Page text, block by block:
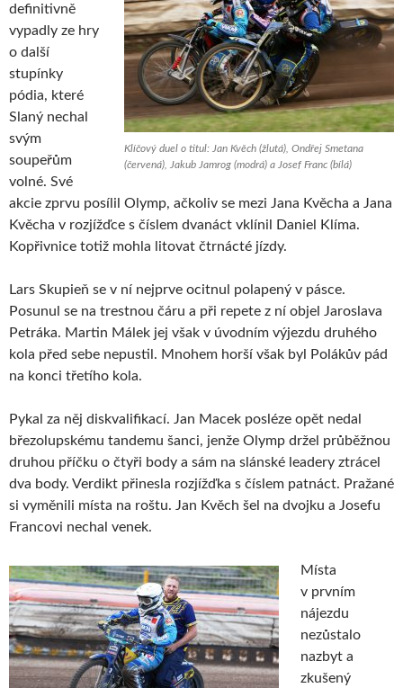
Klíčový duel o titul: Jan Kvěch (žlutá), Ondřej Smetana
(červená), Jakub Jamrog (modrá) a Josef Franc (bílá)
definitivně
vypadly ze hry
o další
stupínky
pódia, které
Slaný nechal
svým
soupeřům
volné. Své
akcie zprvu posílil Olymp, ačkoliv se mezi Jana Kvěcha a Jana
Kvěcha v rozjížďce s číslem dvanáct vklínil Daniel Klíma.
Kopřivnice totiž mohla litovat čtrnácté jízdy.
Lars Skupieň se v ní nejprve ocitnul polapený v pásce.
Posunul se na trestnou čáru a při repete z ní objel Jaroslava
Petráka. Martin Málek jej však v úvodním výjezdu druhého
kola před sebe nepustil. Mnohem horší však byl Polákův pád
na konci třetího kola.
Pykal za něj diskvalifikací. Jan Macek posléze opět nedal
březolupskému tandemu šanci, jenže Olymp držel průběžnou
druhou příčku o čtyři body a sám na slánské leadery ztrácel
dva body. Verdikt přinesla rozjížďka s číslem patnáct. Pražané
si vyměnili místa na roštu. Jan Kvěch šel na dvojku a Josefu
Francovi nechal venek.
Místa
v prvním
nájezdu
nezůstalo
nazbyt a
zkušený